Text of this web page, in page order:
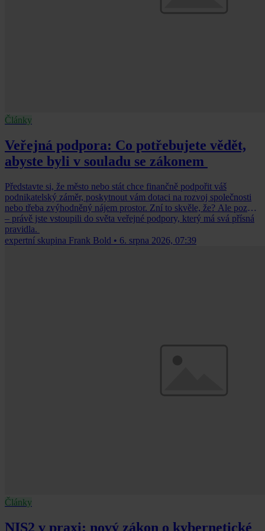
Články
Veřejná podpora: Co potřebujete vědět,
abyste byli v souladu se zákonem
Představte si, že město nebo stát chce finančně podpořit váš
podnikatelský záměr, poskytnout vám dotaci na rozvoj společnosti
nebo třeba zvýhodněný nájem prostor. Zní to skvěle, že? Ale pozor
– právě jste vstoupili do světa veřejné podpory, který má svá přísná
pravidla.
expertní skupina Frank Bold • 6. srpna 2026, 07:39
Články
NIS2 v praxi: nový zákon o kybernetické